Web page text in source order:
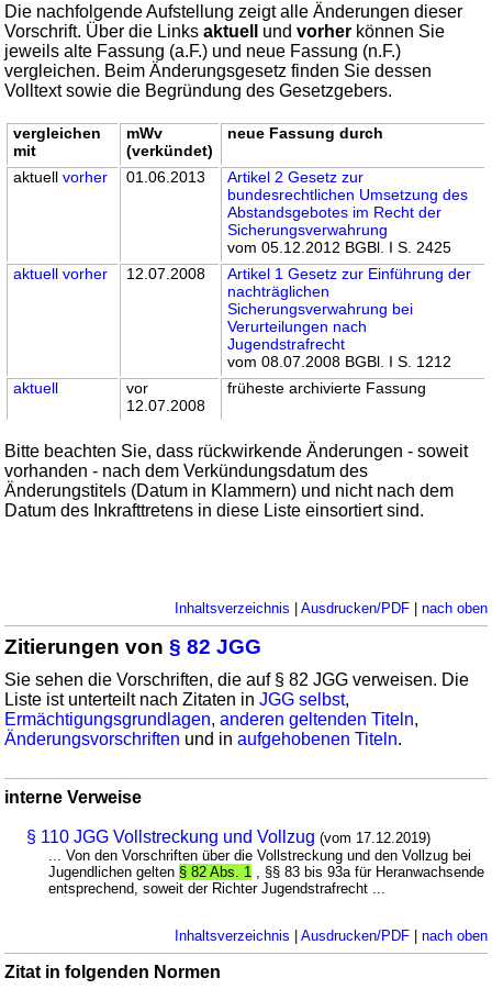
Die nachfolgende Aufstellung zeigt alle Änderungen dieser
Vorschrift. Über die Linksaktuell undvorher können Sie
jeweils alte Fassung (a.F.) und neue Fassung (n.F.)
vergleichen. Beim Änderungsgesetz finden Sie dessen
Volltext sowie die Begründung des Gesetzgebers.
vergleichen
mit
mWv
(verkündet)
neue Fassung durch
aktuellvorher 01.06.2013
Artikel 2 Gesetz zur
bundesrechtlichen Umsetzung des
Abstandsgebotes im Recht der
Sicherungsverwahrung
vom 05.12.2012 BGBl. I S. 2425
aktuell vorher 12.07.2008
Artikel 1 Gesetz zur Einführung der
nachträglichen
Sicherungsverwahrung bei
Verurteilungen nach
Jugendstrafrecht
vom 08.07.2008 BGBl. I S. 1212
aktuell
vor
12.07.2008
früheste archivierte Fassung
Bitte beachten Sie, dass rückwirkende Änderungen - soweit
vorhanden - nach dem Verkündungsdatum des
Änderungstitels (Datum in Klammern) und nicht nach dem
Datum des Inkrafttretens in diese Liste einsortiert sind.
Inhaltsverzeichnis | Ausdrucken/PDF| nach oben
Zitierungen von§ 82 JGG
Sie sehen die Vorschriften, die auf § 82 JGG verweisen. Die
Liste ist unterteilt nach Zitaten inJGG selbst,
Ermächtigungsgrundlagen,anderen geltenden Titeln,
Änderungsvorschriften und inaufgehobenen Titeln.
interne Verweise
§ 110 JGG Vollstreckung und Vollzug (vom 17.12.2019)
... Von den Vorschriften über die Vollstreckung und den Vollzug bei
Jugendlichen gelten § 82 Abs. 1
, §§ 83 bis 93a für Heranwachsende
entsprechend, soweit der Richter Jugendstrafrecht ...
Inhaltsverzeichnis | Ausdrucken/PDF| nach oben
Zitat in folgenden Normen